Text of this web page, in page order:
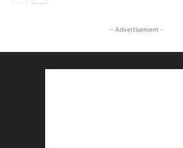
- Advertisement -